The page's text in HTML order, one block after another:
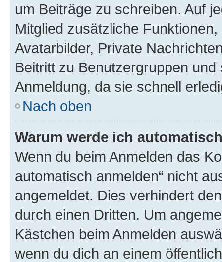
um Beiträge zu schreiben. Auf
Mitglied zusätzliche
Avatarbilder, Private
Beitritt zu Benutzergruppen
Anmeldung, da sie schnell
Nach oben
Warum werde ich
Wenn du beim Anmelden das
automatisch anmelden“ nicht
angemeldet. Dies verhindert
durch einen Dritten. Um
Kästchen beim Anmelden
wenn du dich an einem